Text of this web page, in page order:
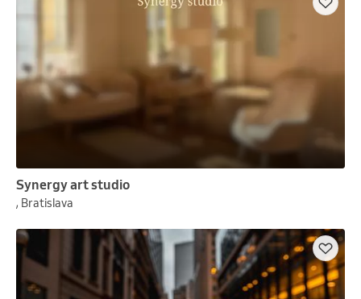
Synergy art studio
, Bratislava